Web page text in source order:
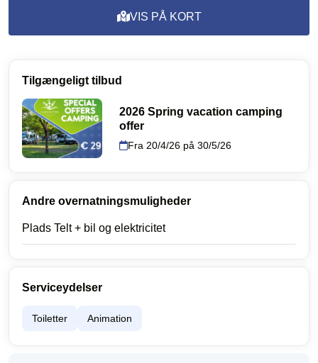
VIS PÅ KORT
Tilgængeligt tilbud
2026 Spring vacation camping
offer
Fra 20/4/26 på 30/5/26
Andre overnatningsmuligheder
Plads Telt + bil og elektricitet
Serviceydelser
Toiletter Animation